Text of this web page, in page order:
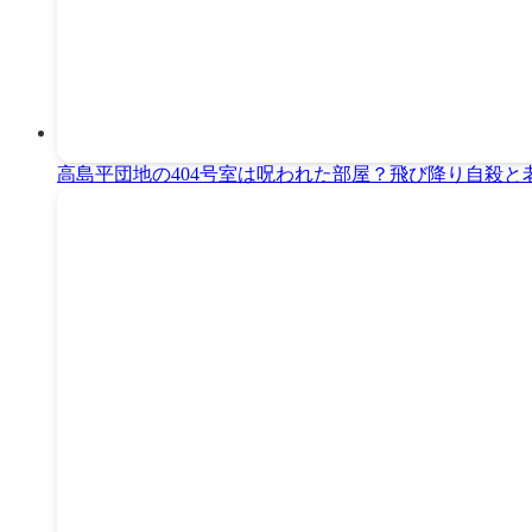
高島平団地の404号室は呪われた部屋？飛び降り自殺と